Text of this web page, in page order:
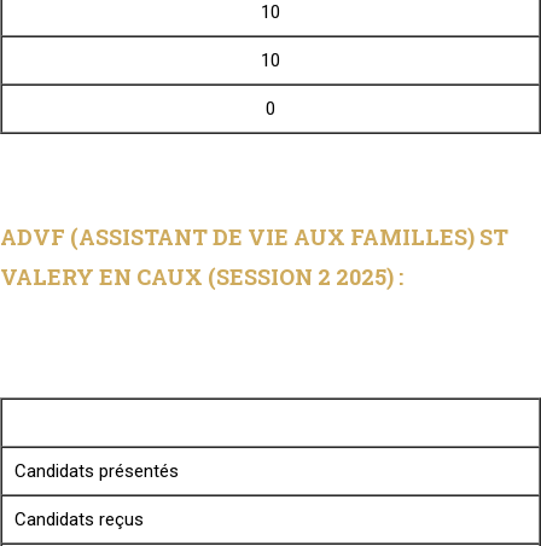
10
10
0
ADVF (ASSISTANT DE VIE AUX FAMILLES) ST
VALERY EN CAUX (SESSION 2 2025) :
Candidats présentés
Candidats reçus